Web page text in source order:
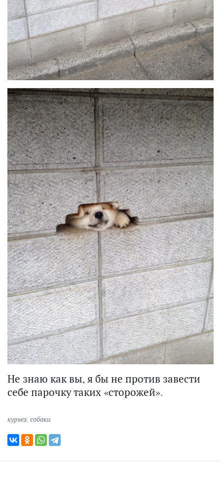
Не знаю как вы, я бы не против завести
себе парочку таких «сторожей».
курьез, собаки